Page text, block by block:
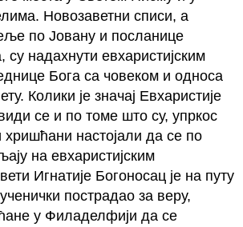
Новозаветни списи, а
по Јовану и посланице
надахнути евхаристијским
Бога са човеком и односа
Колики је значај Евхаристије
се и по томе што су, упркос
настојали да се по
на евхаристијским
Игнатије Богоносац је на путу
пострадао за веру,
у Филаделфији да се